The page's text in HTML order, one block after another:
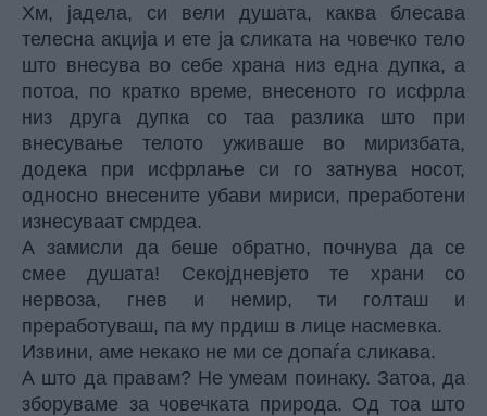
Хм, јадела, си вели душата, каква блесава
телесна акција и ете ја сликата на човечко тело
што внесува во себе храна низ една дупка, а
потоа, по кратко време, внесеното го исфрла
низ друга дупка со таа разлика што при
внесување телото уживаше во миризбата,
додека при исфрлање си го затнува носот,
односно внесените убави мириси, преработени
изнесуваат смрдеа.
А замисли да беше обратно, почнува да се
смее душата! Секојдневјето те храни со
нервоза, гнев и немир, ти голташ и
преработуваш, па му прдиш в лице насмевка.
Извини, аме некако не ми се допаѓа сликава.
А што да правам? Не умеам поинаку. Затоа, да
зборуваме за човечката природа. Од тоа што